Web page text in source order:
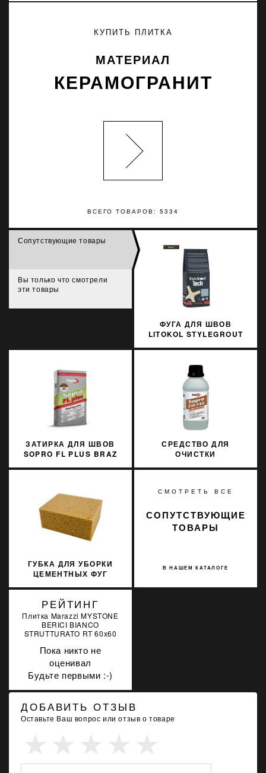
ВСЕГО ТОВАРОВ: 5334
КУПИТЬ ПЛИТКА
МАТЕРИАЛ
КЕРАМОГРАНИТ
Сопутствующие товары
Вы только что смотрели
эти товары
ФУГА ДЛЯ ШВОВ
LITOKOL STYLEGROUT
КОРИЧНЕВЫЙ
ЗАТИРКА ДЛЯ ШВОВ
SOPRO FL PLUS BRAZ
СРЕДСТВО ДЛЯ
ОЧИСТКИ
ГУБКА ДЛЯ УБОРКИ
ЦЕМЕНТНЫХ ФУГ
СМОТРЕТЬ ВСЕ
В НАШЕМ КАТАЛОГЕ
СОПУТСТВУЮЩИЕ
ТОВАРЫ
РЕЙТИНГ
Плитка Marazzi MYSTONE
BERICI BIANCO
STRUTTURATO RT 60x60
Пока никто не
оценивал
Будьте первыми :-)
ДОБАВИТЬ ОТЗЫВ
Оставьте Ваш вопрос или отзыв о товаре